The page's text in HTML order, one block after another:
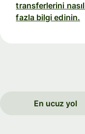
transferlerini
fazla bilgi edinin.
En ucuz yol